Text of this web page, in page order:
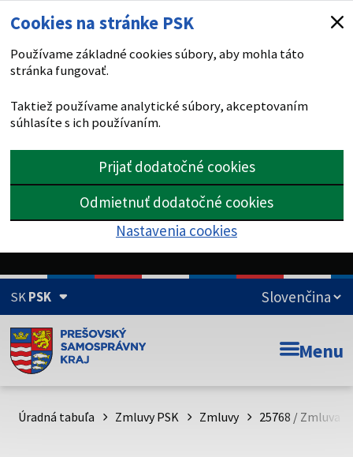
Cookies na stránke PSK
Používame základné cookies súbory, aby mohla táto
stránka fungovať.
Taktiež používame analytické súbory, akceptovaním
súhlasíte s ich používaním.
Prijať dodatočné cookies
Odmietnuť dodatočné cookies
Nastavenia cookies
SKPSK
Doména psk.sk je oficiálna
Toto je oficiálna webová stránka Prešovského
psk.sk.
Menu
Úradná tabuľa Zmluvy PSK Zmluvy 25768 / Zmluva